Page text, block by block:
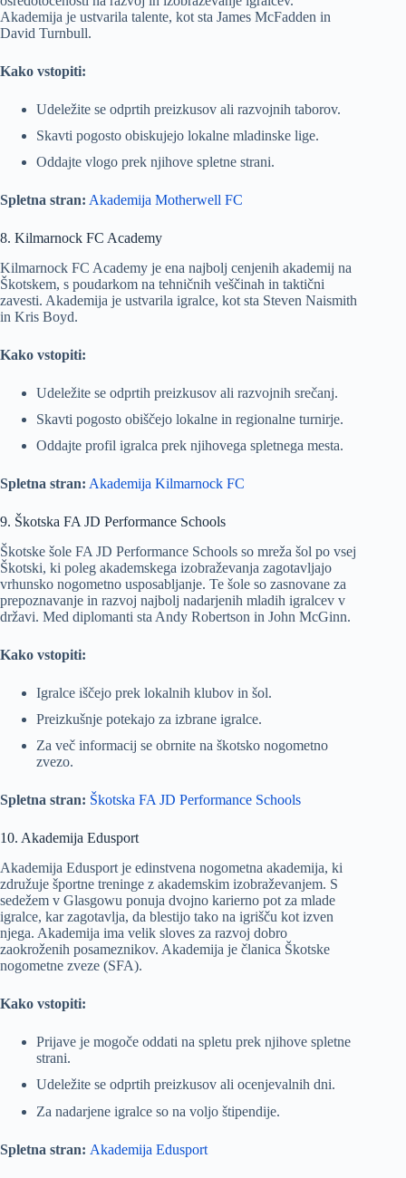
Akademija je ustvarila talente, kot sta James McFadden in
David Turnbull.
Kako vstopiti:
Udeležite se odprtih preizkusov ali razvojnih taborov.
Skavti pogosto obiskujejo lokalne mladinske lige.
Oddajte vlogo prek njihove spletne strani.
Spletna stran: Akademija Motherwell FC
8. Kilmarnock FC Academy
Kilmarnock FC Academy je ena najbolj cenjenih akademij na
Škotskem, s poudarkom na tehničnih veščinah in taktični
zavesti. Akademija je ustvarila igralce, kot sta Steven Naismith
in Kris Boyd.
Kako vstopiti:
Udeležite se odprtih preizkusov ali razvojnih srečanj.
Skavti pogosto obiščejo lokalne in regionalne turnirje.
Oddajte profil igralca prek njihovega spletnega mesta.
Spletna stran: Akademija Kilmarnock FC
9. Škotska FA JD Performance Schools
Škotske šole FA JD Performance Schools so mreža šol po vsej
Škotski, ki poleg akademskega izobraževanja zagotavljajo
vrhunsko nogometno usposabljanje. Te šole so zasnovane za
prepoznavanje in razvoj najbolj nadarjenih mladih igralcev v
državi. Med diplomanti sta Andy Robertson in John McGinn.
Kako vstopiti:
Igralce iščejo prek lokalnih klubov in šol.
Preizkušnje potekajo za izbrane igralce.
Za več informacij se obrnite na škotsko nogometno
zvezo.
Spletna stran: Škotska FA JD Performance Schools
10. Akademija Edusport
Akademija Edusport je edinstvena nogometna akademija, ki
združuje športne treninge z akademskim izobraževanjem. S
sedežem v Glasgowu ponuja dvojno karierno pot za mlade
igralce, kar zagotavlja, da blestijo tako na igrišču kot izven
njega. Akademija ima velik sloves za razvoj dobro
zaokroženih posameznikov. Akademija je članica Škotske
nogometne zveze (SFA).
Kako vstopiti:
Prijave je mogoče oddati na spletu prek njihove spletne
strani.
Udeležite se odprtih preizkusov ali ocenjevalnih dni.
Za nadarjene igralce so na voljo štipendije.
Spletna stran: Akademija Edusport